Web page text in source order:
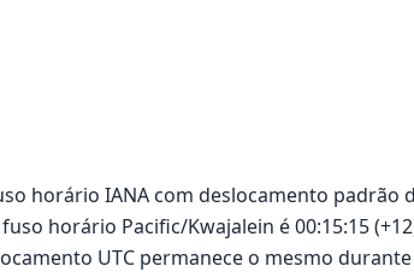
horário IANA com deslocamento padrão
horário Pacific/Kwajalein é 00:15:15
UTC permanece o mesmo